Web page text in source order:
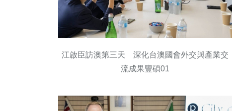
江啟臣訪澳第三天 深化台澳國會外交與產業交
流成果豐碩01